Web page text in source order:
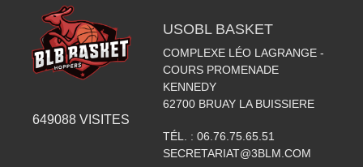
649088 VISITES
USOBL BASKET
COMPLEXE LÉO LAGRANGE -
COURS PROMENADE
KENNEDY
62700 BRUAY LA BUISSIERE
TÉL. : 06.76.75.65.51
SECRETARIAT@3BLM.COM